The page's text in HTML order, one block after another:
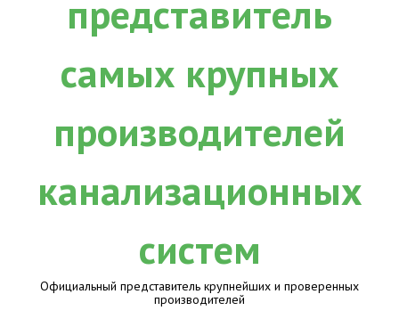
Официальный представитель крупнейших и проверенных
производителей